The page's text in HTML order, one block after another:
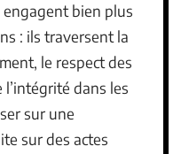
bien plus
: ils traversent la
le respect des
dans les
sur une
sur des actes